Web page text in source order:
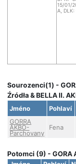
15/01/
A, DLK:
Sourozenci(1) -
Źródła & BELLA II.
Jméno Pohlaví
GORRA
AKBO-
Parchovany
Fena
Potomci (9) - GORA